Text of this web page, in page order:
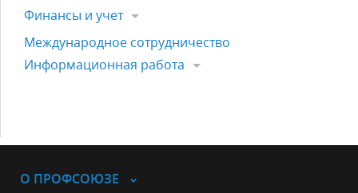
Финансы и учет
Международное сотрудничество
Информационная работа
О ПРОФСОЮЗЕ